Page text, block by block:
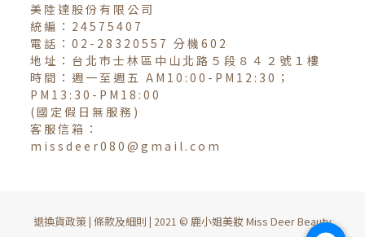
美陸達股份有限公司
統編：24575407
電話：02-28320557 分機602
地址：台北市士林區中山北路５段８４２號１樓
時間：週一至週五 AM10:00-PM12:30；
PM13:30-PM18:00
(國定假日無服務)
客服信箱：
missdeer080@gmail.com
退換貨政策| 條款及細則 | 2021 © 鹿小姐美妝 Miss Deer Beauty